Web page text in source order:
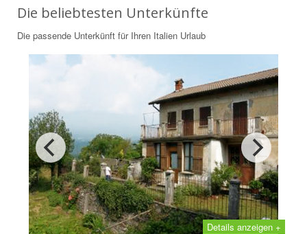
Die beliebtesten Unterkünfte
Die passende Unterkünft für Ihren Italien Urlaub
Details anzeigen +